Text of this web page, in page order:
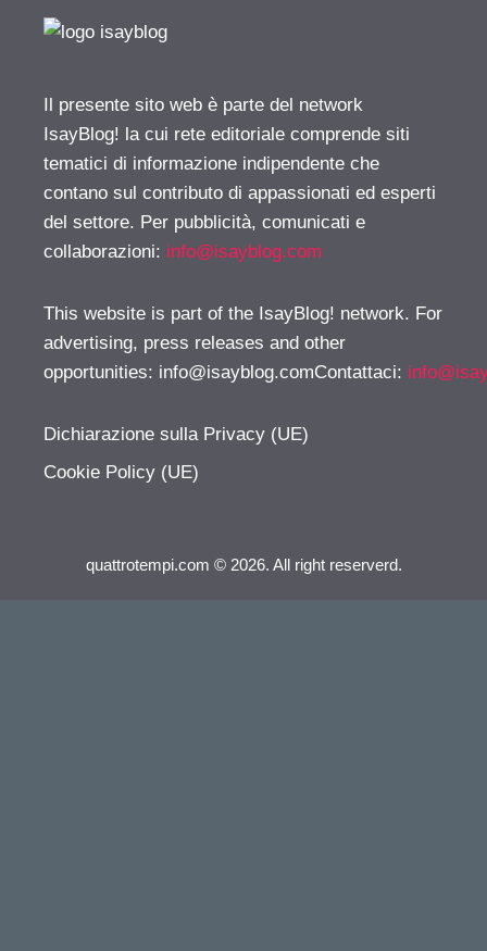
Il presente sito web è parte del network
IsayBlog! la cui rete editoriale comprende siti
tematici di informazione indipendente che
contano sul contributo di appassionati ed esperti
del settore. Per pubblicità, comunicati e
collaborazioni: info@isayblog.com
This website is part of the IsayBlog! network. For
advertising, press releases and other
opportunities: info@isayblog.comContattaci:
Dichiarazione sulla Privacy (UE)
Cookie Policy (UE)
quattrotempi.com © 2026. All right reserverd.